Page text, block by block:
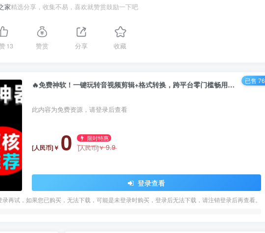
家精选分享，收集不易，喜欢就赞赏鼓励一下吧
13 赞赏 分享 收藏
🔥免费神软！一键玩转音视频剪辑+格式转换，跨平台零门槛畅用攻略 AI全自动剪辑混剪神器
此内容为免费资源，请登录后查看
[人民币]￥ 0 限时特惠
[人民币]￥9.9
登录查看
再试，如果您已购买，无法下载，可能是未登录时购买，登录后无法下载，请注销登录后再查看。
已售 76